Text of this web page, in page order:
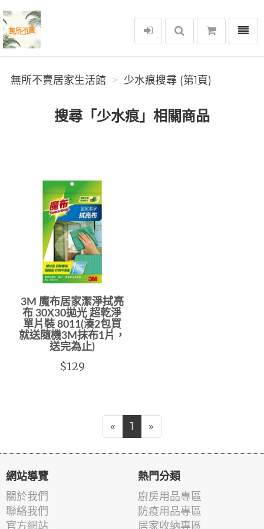
無所不賣居家生活館
選單
無所不賣居家生活館 少水痕搜尋 (第1頁)
搜尋「少水痕」相關商品
3M 魔布居家潔淨拭亮
布 30X30拋光 超乾淨
單片裝 8011(湊2包買
就送隨機3M抹布1片，
送完為止)
$129
« 1 »
網站導覽
關於我們
聯絡我們
官方網站
熱門分類
廚房用品專區
防疫用品專區
居家收納專區